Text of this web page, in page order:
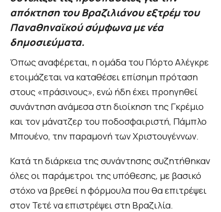
απόκτηση του Βραζιλιάνου εξτρέμ του
Παναθηναϊκού σύμφωνα με νέα
δημοσιεύματα.
Όπως αναφέρεται, η ομάδα του Πόρτο Αλέγκρε
ετοιμάζεται να καταθέσει επίσημη πρόταση
στους «πράσινους», ενώ ήδη έχει προηγηθεί
συνάντηση ανάμεσα στη διοίκηση της Γκρέμιο
και τον μάνατζερ του ποδοσφαιριστή, Πάμπλο
Μπουένο, την παραμονή των Χριστουγέννων.
Κατά τη διάρκεια της συνάντησης συζητήθηκαν
όλες οι παράμετροι της υπόθεσης, με βασικό
στόχο να βρεθεί η φόρμουλα που θα επιτρέψει
στον Τετέ να επιστρέψει στη Βραζιλία.